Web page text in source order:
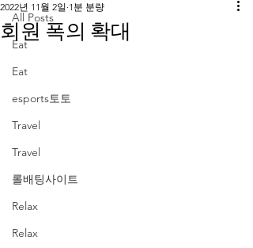
All Posts
Eat
Eat
esports토토
Travel
Travel
롤배팅사이트
Relax
Relax
회원 폭의 확대
2022년 11월 2일 1분 분량